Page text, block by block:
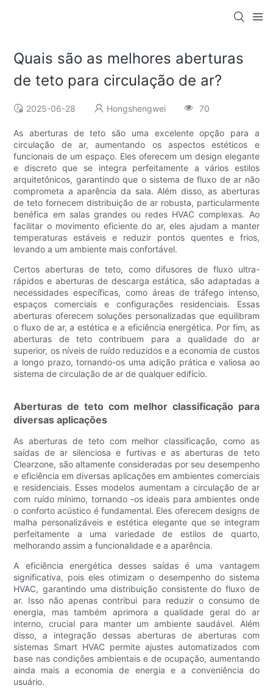
Quais são as melhores aberturas
de teto para circulação de ar?
2025-06-28 Hongshengwei 70
As aberturas de teto são uma excelente opção para a
circulação de ar, aumentando os aspectos estéticos e
funcionais de um espaço. Eles oferecem um design elegante
e discreto que se integra perfeitamente a vários estilos
arquitetônicos, garantindo que o sistema de fluxo de ar não
comprometa a aparência da sala. Além disso, as aberturas
de teto fornecem distribuição de ar robusta, particularmente
benéfica em salas grandes ou redes HVAC complexas. Ao
facilitar o movimento eficiente do ar, eles ajudam a manter
temperaturas estáveis ​​e reduzir pontos quentes e frios,
levando a um ambiente mais confortável.
Certos aberturas de teto, como difusores de fluxo ultra-
rápidos e aberturas de descarga estática, são adaptadas a
necessidades específicas, como áreas de tráfego intenso,
espaços comerciais e configurações residenciais. Essas
aberturas oferecem soluções personalizadas que equilibram
o fluxo de ar, a estética e a eficiência energética. Por fim, as
aberturas de teto contribuem para a qualidade do ar
superior, os níveis de ruído reduzidos e a economia de custos
a longo prazo, tornando-os uma adição prática e valiosa ao
sistema de circulação de ar de qualquer edifício.
Aberturas de teto com melhor classificação para
diversas aplicações
As aberturas de teto com melhor classificação, como as
saídas de ar silenciosa e furtivas e as aberturas de teto
Clearzone, são altamente consideradas por seu desempenho
e eficiência em diversas aplicações em ambientes comerciais
e residenciais. Esses modelos aumentam a circulação de ar
com ruído mínimo, tornando -os ideais para ambientes onde
o conforto acústico é fundamental. Eles oferecem designs de
malha personalizáveis ​​e estética elegante que se integram
perfeitamente a uma variedade de estilos de quarto,
melhorando assim a funcionalidade e a aparência.
A eficiência energética desses saídas é uma vantagem
significativa, pois eles otimizam o desempenho do sistema
HVAC, garantindo uma distribuição consistente do fluxo de
ar. Isso não apenas contribui para reduzir o consumo de
energia, mas também aprimora a qualidade geral do ar
interno, crucial para manter um ambiente saudável. Além
disso, a integração dessas aberturas de aberturas com
sistemas Smart HVAC permite ajustes automatizados com
base nas condições ambientais e de ocupação, aumentando
ainda mais a economia de energia e a conveniência do
usuário.